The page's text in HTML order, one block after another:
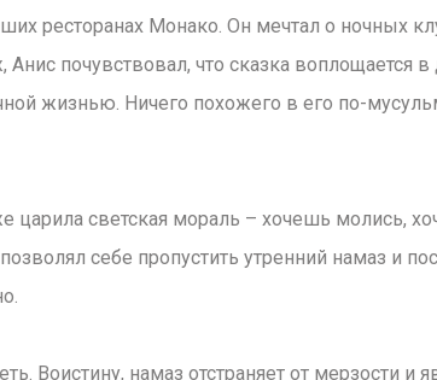
ресторанах Монако. Он мечтал о ночных
почувствовал, что сказка воплощается в
жизнью. Ничего похожего в его по-
царила светская мораль – хочешь молись,
себе пропустить утренний намаз и
Воистину, намаз отстраняет от мерзости и